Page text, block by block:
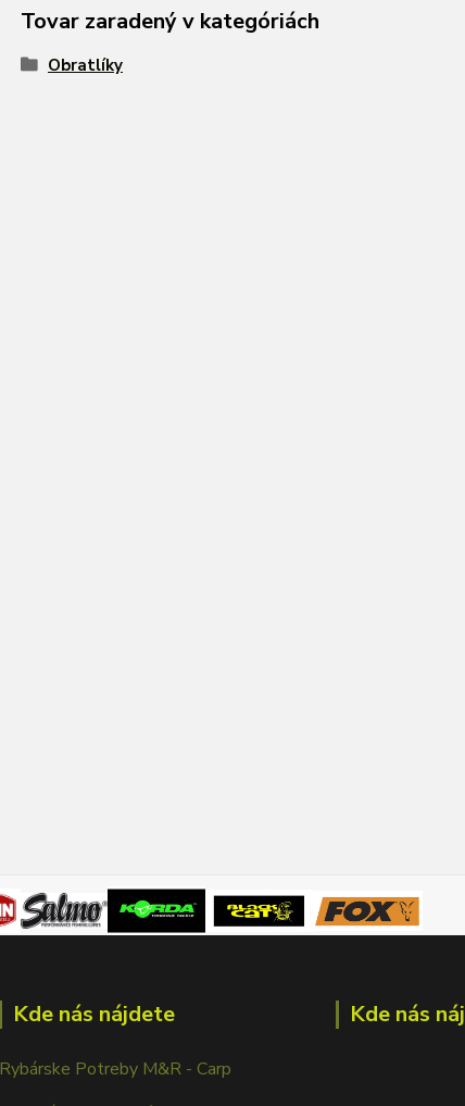
Tovar zaradený v kategóriách
Obratlíky
Kde nás nájdete
Rybárske Potreby M&R - Carp
Kde nás